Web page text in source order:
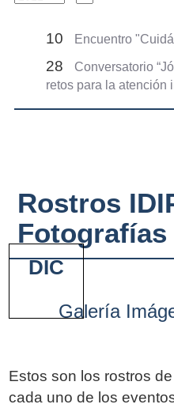
10 Encuentro
28
Conversatorio
retos para la atención
Rostros
Fotografías
Galería
Estos son los rostros
cada uno de los
DIC